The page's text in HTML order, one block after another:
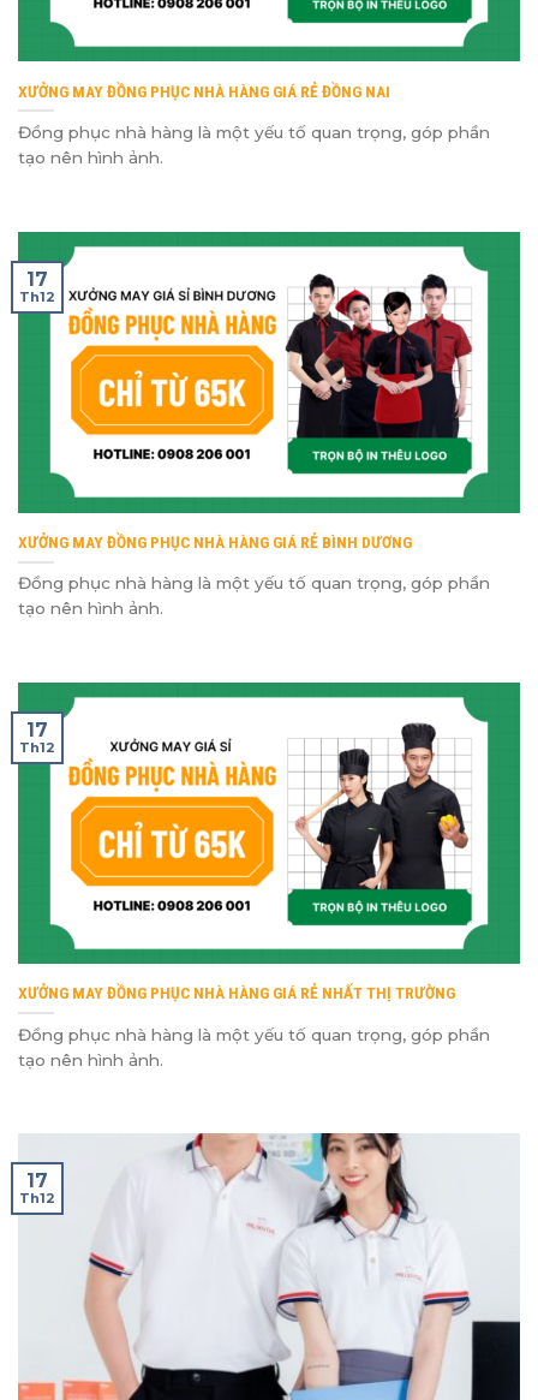
XƯỞNG MAY ĐỒNG PHỤC NHÀ HÀNG GIÁ RẺ ĐỒNG NAI
Đồng phục nhà hàng là một yếu tố quan trọng, góp phần
tạo nên hình ảnh.
XƯỞNG MAY ĐỒNG PHỤC NHÀ HÀNG GIÁ RẺ BÌNH DƯƠNG
Đồng phục nhà hàng là một yếu tố quan trọng, góp phần
tạo nên hình ảnh.
17
Th12
XƯỞNG MAY ĐỒNG PHỤC NHÀ HÀNG GIÁ RẺ NHẤT THỊ TRƯỜNG
Đồng phục nhà hàng là một yếu tố quan trọng, góp phần
tạo nên hình ảnh.
17
Th12
17
Th12